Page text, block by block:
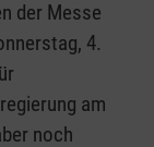
der Messe
4.
am
noch